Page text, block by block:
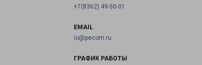
+7(8362) 49-50-01
EMAIL
io@pecom.ru
ГРАФИК РАБОТЫ